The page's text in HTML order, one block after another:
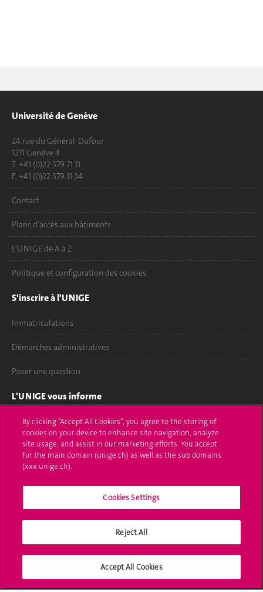
Université de Genève
24 rue du Général-Dufour
1211 Genève 4
T. +41 (0)22 379 71 11
F. +41 (0)22 379 11 34
Contact
Plans d'accès aux bâtiments
L'UNIGE de A à Z
Politique et configuration des cookies
S'inscrire à l'UNIGE
Immatriculations
Démarches administratives
Poser une question
L'UNIGE vous informe
UNIGE Mobile
Médias
Offres d'emploi
Calendrier académique
Médias sociaux UNIGE
By clicking “Accept All Cookies”, you agree to the storing of
cookies on your device to enhance site navigation, analyze
site usage, and assist in our marketing efforts. You accept
for the main domain (unige.ch) as well as the sub domains
(xxx.unige.ch).
Cookies Settings
Reject All
Accept All Cookies